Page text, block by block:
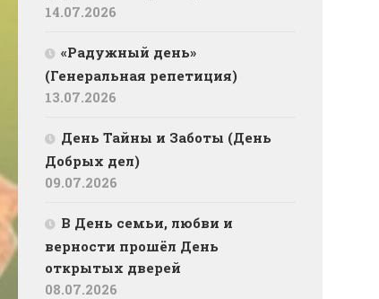
14.07.2026
«Радужный день»
(Генеральная репетиция)
13.07.2026
День Тайны и Заботы (День
Добрых дел)
09.07.2026
В День семьи, любви и
верности прошёл День
открытых дверей
08.07.2026